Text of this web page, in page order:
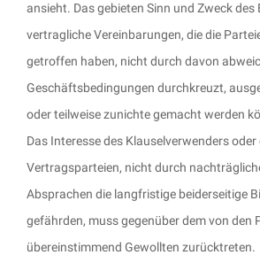
ansieht. Das gebieten Sinn und Zweck des
vertragliche Vereinbarungen, die die
getroffen haben, nicht durch davon
Geschäftsbedingungen durchkreuzt,
oder teilweise zunichte gemacht werden
Das Interesse des Klauselverwenders oder
Vertragsparteien, nicht durch
Absprachen die langfristige beiderseitige
gefährden, muss gegenüber dem von den
übereinstimmend Gewollten zurücktreten.